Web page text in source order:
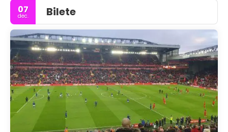
07
dec. Bilete